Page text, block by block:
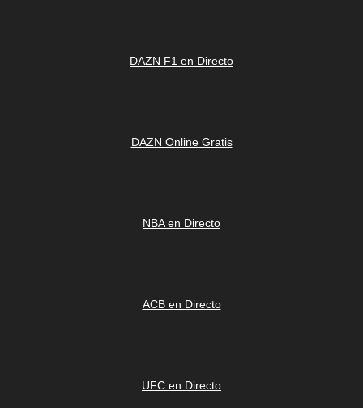
DAZN F1 en Directo
DAZN Online Gratis
NBA en Directo
ACB en Directo
UFC en Directo